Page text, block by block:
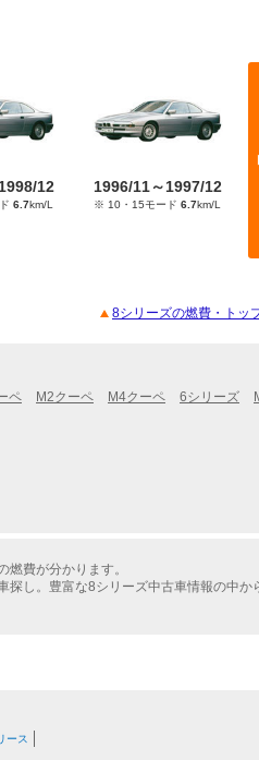
12
6.7km/L
1996/11～1997/12
※ 10・15モード 6.7km/L
8シリーズの燃費・トッ
ペ M2クーペ M4クーペ 6シリーズ
費が分かります。
し。豊富な8シリーズ中古車情報の中か
ース